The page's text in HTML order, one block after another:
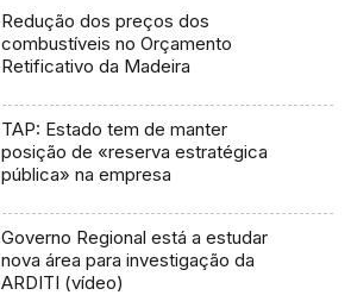
Redução dos preços dos
combustíveis no Orçamento
Retificativo da Madeira
TAP: Estado tem de manter
posição de «reserva estratégica
pública» na empresa
Governo Regional está a estudar
nova área para investigação da
ARDITI (vídeo)